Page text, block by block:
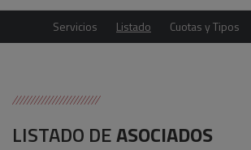
Servicios Listado Cuotas y Tipos
LISTADO DEASOCIADOS